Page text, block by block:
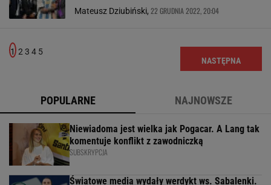
Mateusz Dziubiński, 22 GRUDNIA 2022, 20:04
1 2 3 4 5
NASTĘPNA
POPULARNE NAJNOWSZE
Niewiadoma jest wielka jak Pogacar. A Lang tak
komentuje konflikt z zawodniczką
SUBSKRYPCJA
Światowe media wydały werdykt ws. Sabalenki.